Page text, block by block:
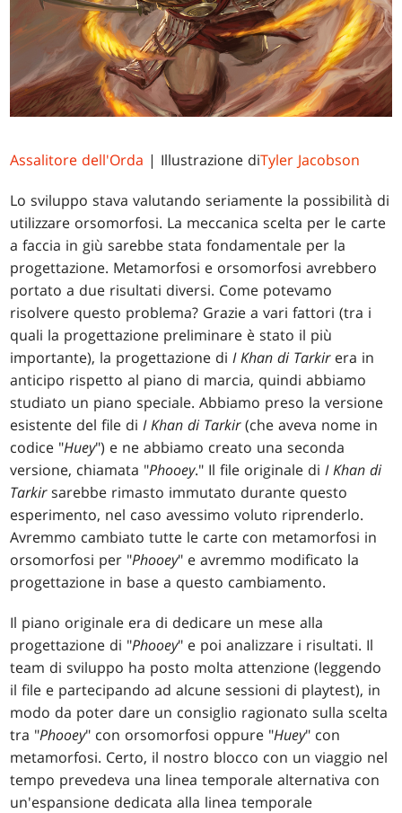
Assalitore dell'Orda | Illustrazione diTyler Jacobson
Lo sviluppo stava valutando seriamente la possibilità di
utilizzare orsomorfosi. La meccanica scelta per le carte
a faccia in giù sarebbe stata fondamentale per la
progettazione. Metamorfosi e orsomorfosi avrebbero
portato a due risultati diversi. Come potevamo
risolvere questo problema? Grazie a vari fattori (tra i
quali la progettazione preliminare è stato il più
importante), la progettazione diI Khan di Tarkirera in
anticipo rispetto al piano di marcia, quindi abbiamo
studiato un piano speciale. Abbiamo preso la versione
esistente del file diI Khan di Tarkir(che aveva nome in
codice "Huey") e ne abbiamo creato una seconda
versione, chiamata "Phooey." Il file originale diI Khan di
Tarkirsarebbe rimasto immutato durante questo
esperimento, nel caso avessimo voluto riprenderlo.
Avremmo cambiato tutte le carte con metamorfosi in
orsomorfosi per "Phooey" e avremmo modificato la
progettazione in base a questo cambiamento.
Il piano originale era di dedicare un mese alla
progettazione di "Phooey" e poi analizzare i risultati. Il
team di sviluppo ha posto molta attenzione (leggendo
il file e partecipando ad alcune sessioni di playtest), in
modo da poter dare un consiglio ragionato sulla scelta
tra "Phooey" con orsomorfosi oppure "Huey" con
metamorfosi. Certo, il nostro blocco con un viaggio nel
tempo prevedeva una linea temporale alternativa con
un'espansione dedicata alla linea temporale